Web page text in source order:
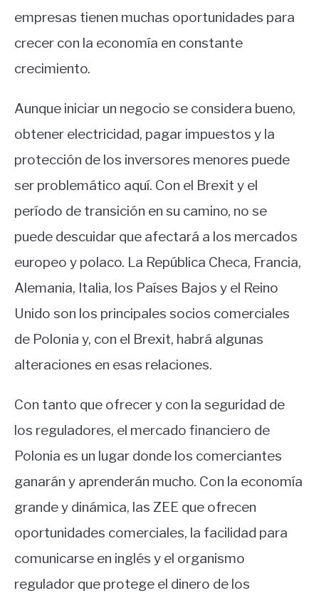
empresas tienen muchas oportunidades para
crecer con la economía en constante
crecimiento.
Aunque iniciar un negocio se considera bueno,
obtener electricidad, pagar impuestos y la
protección de los inversores menores puede
ser problemático aquí. Con el Brexit y el
período de transición en su camino, no se
puede descuidar que afectará a los mercados
europeo y polaco. La República Checa, Francia,
Alemania, Italia, los Países Bajos y el Reino
Unido son los principales socios comerciales
de Polonia y, con el Brexit, habrá algunas
alteraciones en esas relaciones.
Con tanto que ofrecer y con la seguridad de
los reguladores, el mercado financiero de
Polonia es un lugar donde los comerciantes
ganarán y aprenderán mucho. Con la economía
grande y dinámica, las ZEE que ofrecen
oportunidades comerciales, la facilidad para
comunicarse en inglés y el organismo
regulador que protege el dinero de los